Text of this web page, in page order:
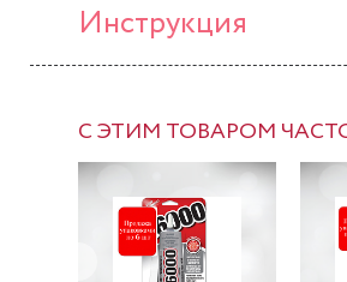
Инструкция
С ЭТИМ ТОВАРОМ